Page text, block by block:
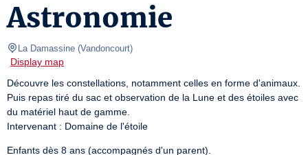
Astronomie
La Damassine (Vandoncourt)
Display map
Découvre les constellations, notamment celles en forme d'animaux.
Puis repas tiré du sac et observation de la Lune et des étoiles avec
du matériel haut de gamme.
Intervenant : Domaine de l'étoile